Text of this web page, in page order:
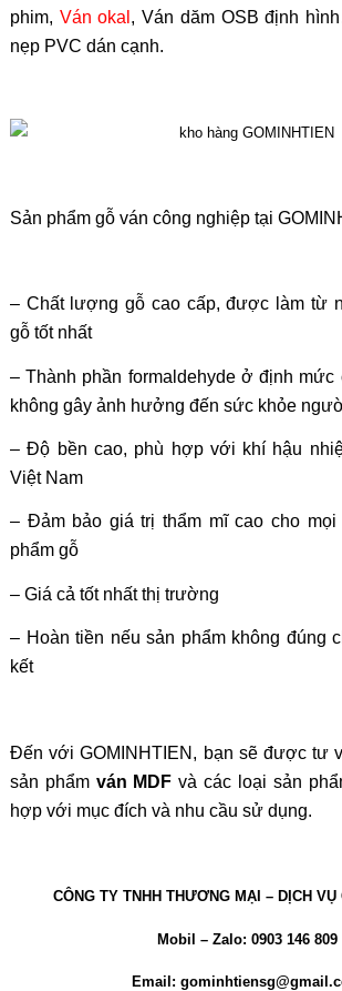
phim, Ván okal , Ván dăm OSB định
nẹp PVC dán cạnh.
Sản phẩm gỗ ván công nghiệp tại
– Chất lượng gỗ cao cấp, được làm từ
gỗ tốt nhất
– Thành phần formaldehyde ở định mức
không gây ảnh hưởng đến sức khỏe
– Độ bền cao, phù hợp với khí hậu
Việt Nam
– Đảm bảo giá trị thẩm mĩ cao cho mọi
phẩm gỗ
– Giá cả tốt nhất thị trường
– Hoàn tiền nếu sản phẩm không đúng
kết
Đến với GOMINHTIEN, bạn sẽ được tư
sản phẩm ván MDF và các loại sản
hợp với mục đích và nhu cầu sử dụng.
CÔNG TY TNHH THƯƠNG MẠI – DỊCH VỤ
Mobil – Zalo: 0903 146 809
Email: